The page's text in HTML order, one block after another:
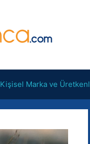
Kişisel Marka ve